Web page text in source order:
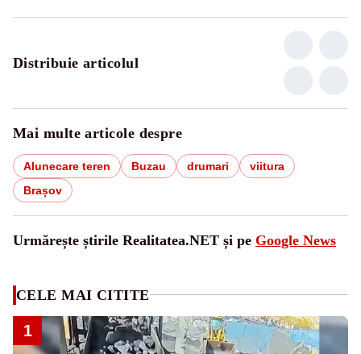
Distribuie articolul
Mai multe articole despre
Alunecare teren Buzau drumari
viitura
Brașov
Urmărește știrile Realitatea.NET și pe Google News
CELE MAI CITITE
1